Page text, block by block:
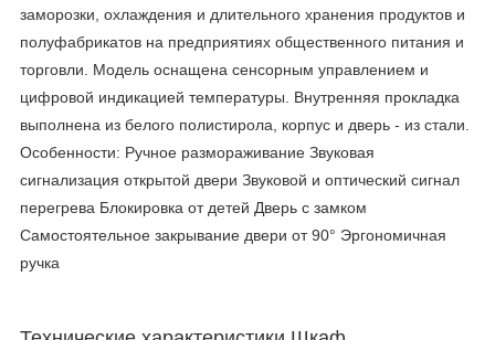
заморозки, охлаждения и длительного хранения продуктов и
полуфабрикатов на предприятиях общественного питания и
торговли. Модель оснащена сенсорным управлением и
цифровой индикацией температуры. Внутренняя прокладка
выполнена из белого полистирола, корпус и дверь - из стали.
Особенности: Ручное размораживание Звуковая
сигнализация открытой двери Звуковой и оптический сигнал
перегрева Блокировка от детей Дверь с замком
Самостоятельное закрывание двери от 90° Эргономичная
ручка